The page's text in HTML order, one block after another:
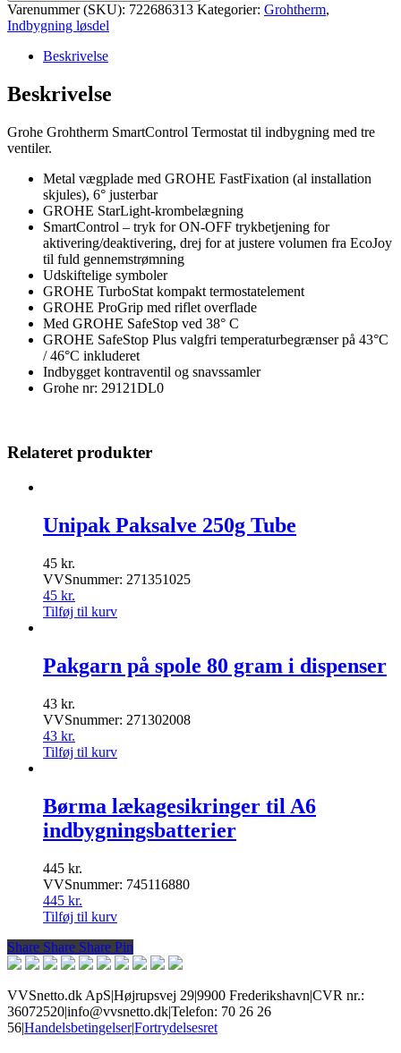
indbygning
med
ventiler
børstet
warm
antal
Varenummer (SKU): 722686313 Kategorier: Grohtherm,
Indbygning løsdel
Beskrivelse
Beskrivelse
Grohe Grohtherm SmartControl Termostat til indbygning med tre
ventiler.
Metal vægplade med GROHE FastFixation (al installation
skjules), 6° justerbar
GROHE StarLight-krombelægning
SmartControl – tryk for ON-OFF trykbetjening for
aktivering/deaktivering, drej for at justere volumen fra EcoJoy
til fuld gennemstrømning
Udskiftelige symboler
GROHE TurboStat kompakt termostatelement
GROHE ProGrip med riflet overflade
Med GROHE SafeStop ved 38° C
GROHE SafeStop Plus valgfri temperaturbegrænser på 43°C
/ 46°C inkluderet
Indbygget kontraventil og snavssamler
Grohe nr: 29121DL0
Relateret produkter
Unipak Paksalve 250g Tube
45 kr.
VVSnummer: 271351025
45 kr.
Tilføj til kurv
Pakgarn på spole 80 gram i dispenser
43 kr.
VVSnummer: 271302008
43 kr.
Tilføj til kurv
Børma lækagesikringer til A6
indbygningsbatterier
445 kr.
VVSnummer: 745116880
445 kr.
Tilføj til kurv
Share
Share Share Share Pin
VVSnetto.dk ApS|Højrupsvej 29|9900 Frederikshavn|CVR nr.:
36072520|info@vvsnetto.dk|Telefon: 70 26 26
56|Handelsbetingelser|Fortrydelsesret